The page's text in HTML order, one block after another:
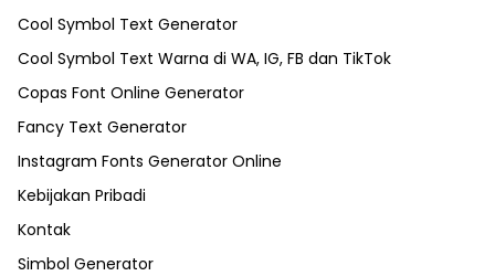
Cool Symbol Text Generator
Cool Symbol Text Warna di WA, IG, FB dan TikTok
Copas Font Online Generator
Fancy Text Generator
Instagram Fonts Generator Online
Kebijakan Pribadi
Kontak
Simbol Generator